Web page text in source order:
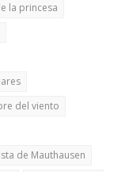
la princesa
del viento
de Mauthausen